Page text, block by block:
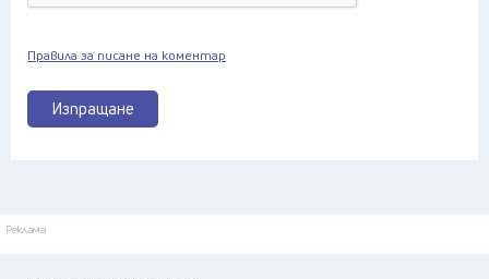
Изпращане
Правила за писане на коментар
Реклама